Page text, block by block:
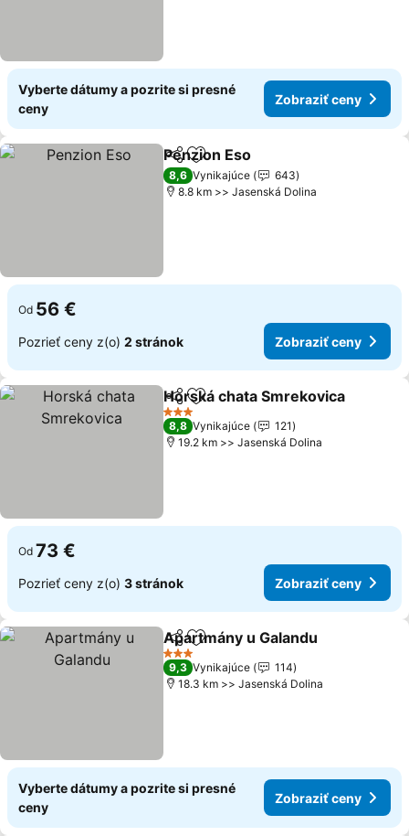
Vyberte dátumy a pozrite si presné
ceny
Zobraziť ceny
ZdieľaťPridať do obľúbených
Penzion Eso
8,6 Vynikajúce
643
8.8 km >> Jasenská Dolina
Od 56 €
Pozrieť ceny z(o) 2 stránok Zobraziť ceny
ZdieľaťPridať do obľúbených
Horská chata Smrekovica
3 Počet hviezdičiek
8,8 Vynikajúce
121
19.2 km >> Jasenská Dolina
Od 73 €
Pozrieť ceny z(o) 3 stránok Zobraziť ceny
ZdieľaťPridať do obľúbených
Apartmány u Galandu
3 Počet hviezdičiek
9,3 Vynikajúce
114
18.3 km >> Jasenská Dolina
Vyberte dátumy a pozrite si presné
ceny
Zobraziť ceny